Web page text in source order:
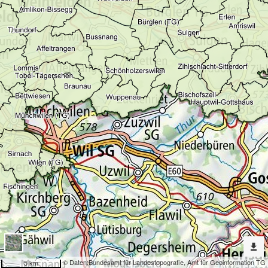
© Daten:Bundesamt für Landestopografie, Amt für Geoinformation TG
5 km
Erweiterte
Werkzeuge
Gewässer
Dargestellte
Karten
Einteilung Gewässerraumfestlegung
Nach
weiteren
Karten
suchen?
Konfiguration